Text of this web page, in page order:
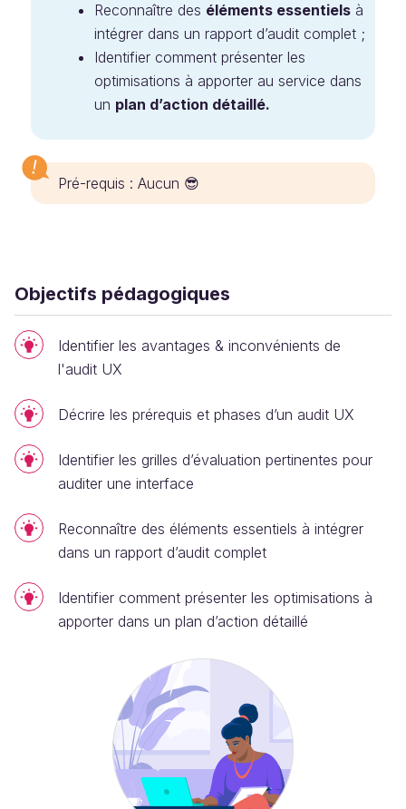
Reconnaître des éléments essentiels à
intégrer dans un rapport d’audit complet ;
Identifier comment présenter les
optimisations à apporter au service dans
un plan d’action détaillé.
Pré-requis : Aucun 😎
Objectifs pédagogiques
Identifier les avantages & inconvénients de
l'audit UX
Décrire les prérequis et phases d’un audit UX
Identifier les grilles d’évaluation pertinentes pour
auditer une interface
Reconnaître des éléments essentiels à intégrer
dans un rapport d’audit complet
Identifier comment présenter les optimisations à
apporter dans un plan d’action détaillé